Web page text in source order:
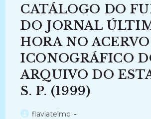
CATÁLOGO DO
DO JORNAL
HORA NO ACERVO
ICONOGRÁFICO
ARQUIVO DO
S. P. (1999)
Autorflaviatelmo